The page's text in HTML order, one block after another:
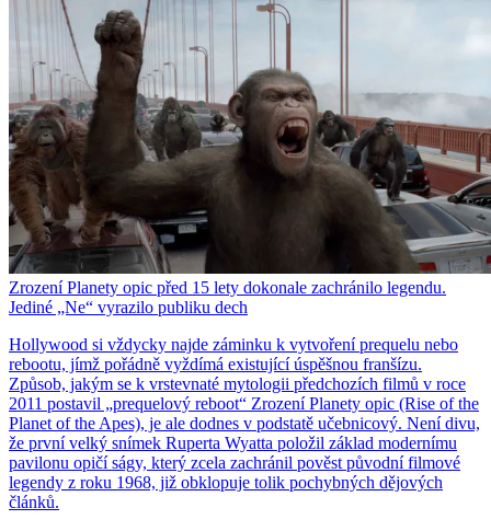
Zrození Planety opic před 15 lety dokonale zachránilo legendu.
Jediné „Ne“ vyrazilo publiku dech
Hollywood si vždycky najde záminku k vytvoření prequelu nebo
rebootu, jímž pořádně vyždímá existující úspěšnou franšízu.
Způsob, jakým se k vrstevnaté mytologii předchozích filmů v roce
2011 postavil „prequelový reboot“ Zrození Planety opic (Rise of the
Planet of the Apes), je ale dodnes v podstatě učebnicový. Není divu,
že první velký snímek Ruperta Wyatta položil základ modernímu
pavilonu opičí ságy, který zcela zachránil pověst původní filmové
legendy z roku 1968, již obklopuje tolik pochybných dějových
článků.